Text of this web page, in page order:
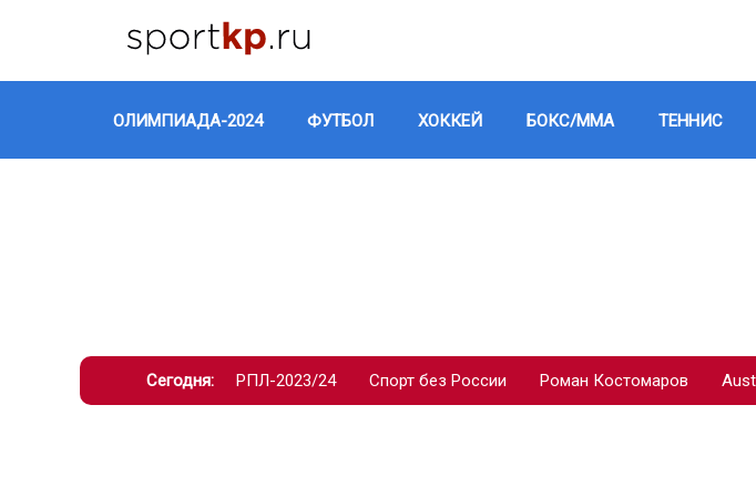
ОЛИМПИАДА-2024 ФУТБОЛ ХОККЕЙ БОКС/ММА ТЕННИС
Сегодня: РПЛ-2023/24 Спорт без России Роман Костомаров